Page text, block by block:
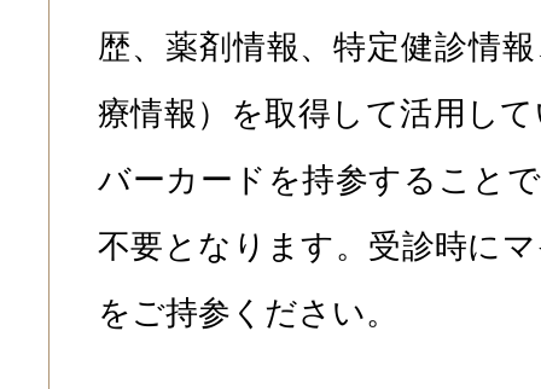
歴、薬剤情報、特定健診情
療情報）を取得して活用し
バーカードを持参すること
不要となります。受診時に
をご持参ください。